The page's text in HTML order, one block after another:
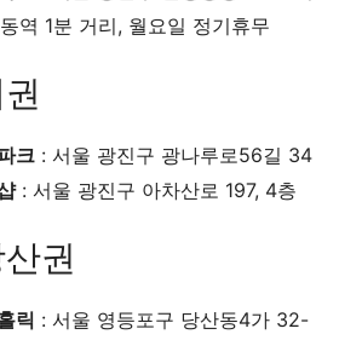
역 1분 거리, 월요일 정기휴무
크 : 서울 광진구 광나루로56길 34
: 서울 광진구 아차산로 197, 4층
권
릭 : 서울 영등포구 당산동4가 32-